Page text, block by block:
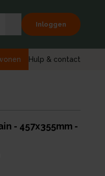
Inloggen
Hulp & contact
- 457x355mm -